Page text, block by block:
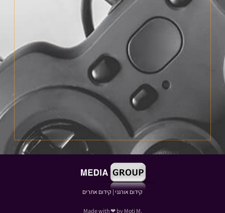
קידום אורגני | קידום אתרים
.Made with ❤ by Moti M